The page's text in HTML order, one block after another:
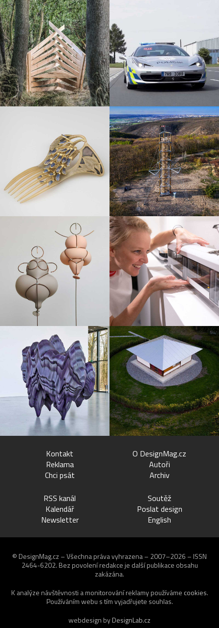
Kontakt
Reklama
Chci psát
O DesignMag.cz
Autoři
Archiv
RSS kanál
Kalendář
Newsletter
Soutěž
Poslat design
English
© DesignMag.cz – Všechna práva vyhrazena – 2007–2026 – ISSN
2464-6202. Bez povolení redakce je další publikace obsahu
zakázána.
K analýze návštěvnosti a monitorování reklamy používáme cookies.
Používáním webu s tím vyjadřujete souhlas.
webdesign byDesignLab.cz